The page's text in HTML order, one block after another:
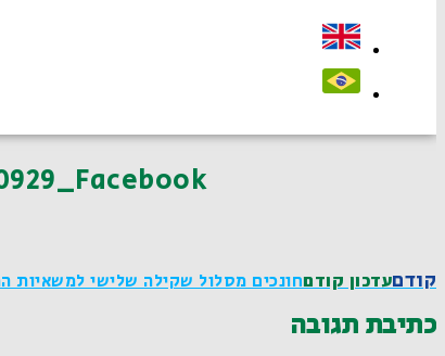
קודםעדכון קודםחונכים מסלול שקילה שלישי למשאיות
כתיבת תגובה